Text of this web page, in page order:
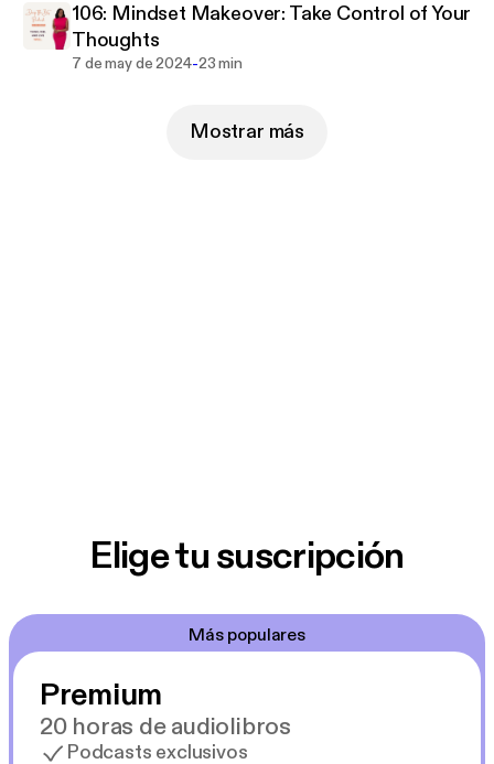
106: Mindset Makeover: Take Control of Your
Thoughts
7 de may de 2024-23 min
Mostrar más
Elige tu suscripción
Más populares
Premium
20 horas de audiolibros
Podcasts exclusivos